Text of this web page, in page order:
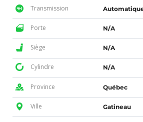
Transmission
Porte N/A
Siège N/A
Cylindre N/A
Province Québec
Ville Gatineau